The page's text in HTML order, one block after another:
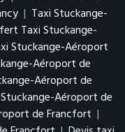
| Taxi Stuckange-
Taxi Stuckange-
Stuckange-Aéroport
Aéroport de
Aéroport de
Aéroport de
de Francfort |